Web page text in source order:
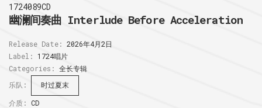
1724089CD
幽澜间奏曲 Interlude Before Acceleration
Release Date: 2026年4月2日
Label:
1724唱片
Categories: 全长专辑
乐队:
时过夏末
介质: CD